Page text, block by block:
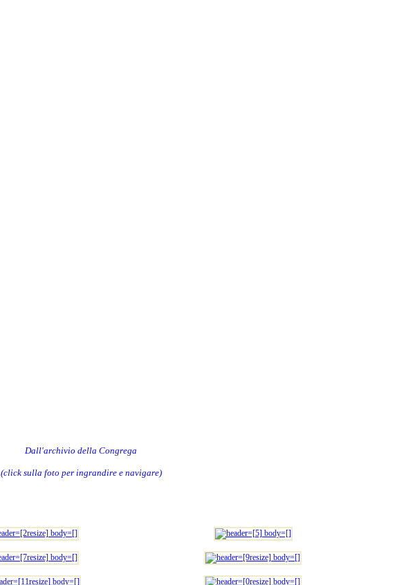
Dall'archivio della Congrega
(click sulla foto per ingrandire e navigare)